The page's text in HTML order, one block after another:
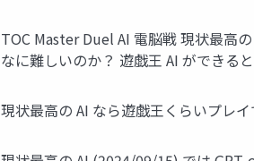
TOC Master Duel AI 電脳戦 現状最高
なに難しいのか？ 遊戯王 AI ができる
現状最高の AI なら遊戯王くらいプレ